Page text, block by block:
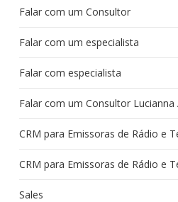
Falar com um Consultor
Falar com um especialista
Falar com especialista
Falar com um Consultor Lucianna
CRM para Emissoras de Rádio e
CRM para Emissoras de Rádio e
Sales